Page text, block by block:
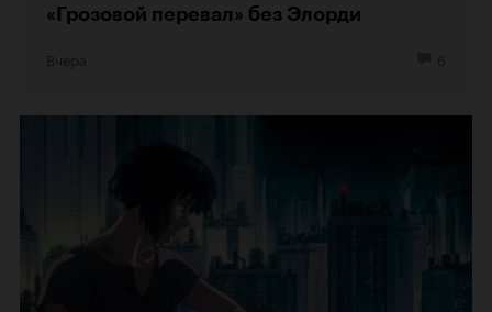
«Грозовой перевал» без Элорди